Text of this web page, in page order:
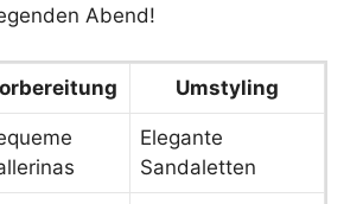
Abend!
Umstyling
Elegante
Sandaletten